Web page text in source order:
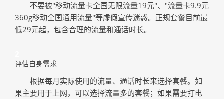
不要被"移动流量卡全国无限流量19元"、"流量卡9.9元
360g移动全国通用流量"等虚假宣传迷惑。正规套餐目前最
低29元起，包含合理的流量和通话时长。
评估自身需求
根据每月实际使用的流量、通话时长来选择套餐。如
果主要用于上网，可以选择流量多的套餐；如果需要打电